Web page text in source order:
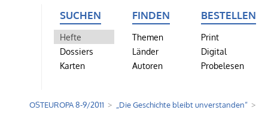
SUCHEN
Hefte
Dossiers
Karten
FINDEN
Themen
Länder
Autoren
BESTELLEN
Print
Digital
Probelesen
OSTEUROPA 8-9/2011 „Die Geschichte bleibt unverstanden“